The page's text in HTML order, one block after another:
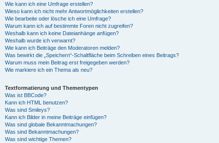
Wie kann ich eine Umfrage erstellen?
Wieso kann ich nicht mehr Antwortmöglichkeiten erstellen?
Wie bearbeite oder lösche ich eine Umfrage?
Warum kann ich auf bestimmte Foren nicht zugreifen?
Weshalb kann ich keine Dateianhänge anfügen?
Weshalb wurde ich verwarnt?
Wie kann ich Beiträge den Moderatoren melden?
Was bewirkt die „Speichern“-Schaltfläche beim Schreiben eines Beitrags?
Warum muss mein Beitrag erst freigegeben werden?
Wie markiere ich ein Thema als neu?
Textformatierung und Thementypen
Was ist BBCode?
Kann ich HTML benutzen?
Was sind Smileys?
Kann ich Bilder in meine Beiträge einfügen?
Was sind globale Bekanntmachungen?
Was sind Bekanntmachungen?
Was sind wichtige Themen?